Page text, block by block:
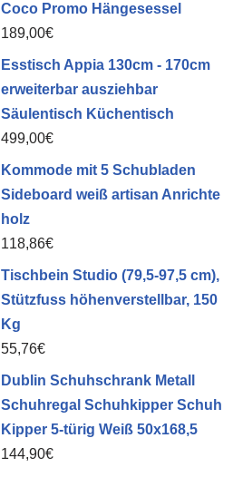
Coco Promo Hängesessel
189,00€
Esstisch Appia 130cm - 170cm
erweiterbar ausziehbar
Säulentisch Küchentisch
499,00€
Kommode mit 5 Schubladen
Sideboard weiß artisan Anrichte
holz
118,86€
Tischbein Studio (79,5-97,5 cm),
Stützfuss höhenverstellbar, 150
Kg
55,76€
Dublin Schuhschrank Metall
Schuhregal Schuhkipper Schuh
Kipper 5-türig Weiß 50x168,5
144,90€